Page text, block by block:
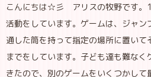
こんにちは☆彡 アリスの牧野です。
活動をしています。ゲームは、ジャン
通した筒を持って指定の場所に置いて
までをしています。子ども達も難な
きたので、別のゲームをいくつかして